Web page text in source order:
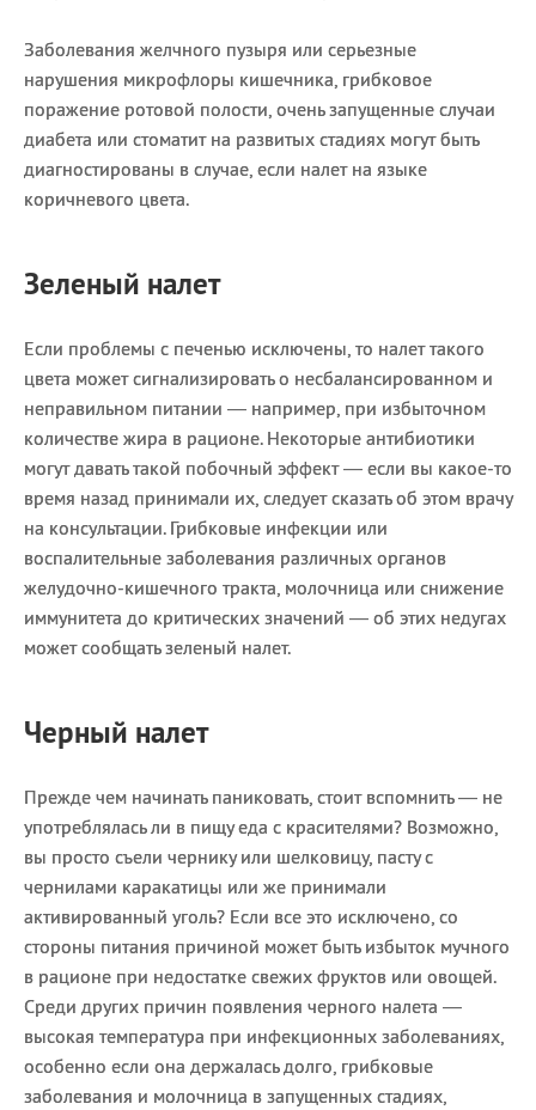
Заболевания желчного пузыря или серьезные
нарушения микрофлоры кишечника, грибковое
поражение ротовой полости, очень запущенные случаи
диабета или стоматит на развитых стадиях могут быть
диагностированы в случае, если налет на языке
коричневого цвета.
Зеленый налет
Если проблемы с печенью исключены, то налет такого
цвета может сигнализировать о несбалансированном и
неправильном питании — например, при избыточном
количестве жира в рационе. Некоторые антибиотики
могут давать такой побочный эффект — если вы какое-то
время назад принимали их, следует сказать об этом врачу
на консультации. Грибковые инфекции или
воспалительные заболевания различных органов
желудочно-кишечного тракта, молочница или снижение
иммунитета до критических значений — об этих недугах
может сообщать зеленый налет.
Черный налет
Прежде чем начинать паниковать, стоит вспомнить — не
употреблялась ли в пищу еда с красителями? Возможно,
вы просто съели чернику или шелковицу, пасту с
чернилами каракатицы или же принимали
активированный уголь? Если все это исключено, со
стороны питания причиной может быть избыток мучного
в рационе при недостатке свежих фруктов или овощей.
Среди других причин появления черного налета —
высокая температура при инфекционных заболеваниях,
особенно если она держалась долго, грибковые
заболевания и молочница в запущенных стадиях,